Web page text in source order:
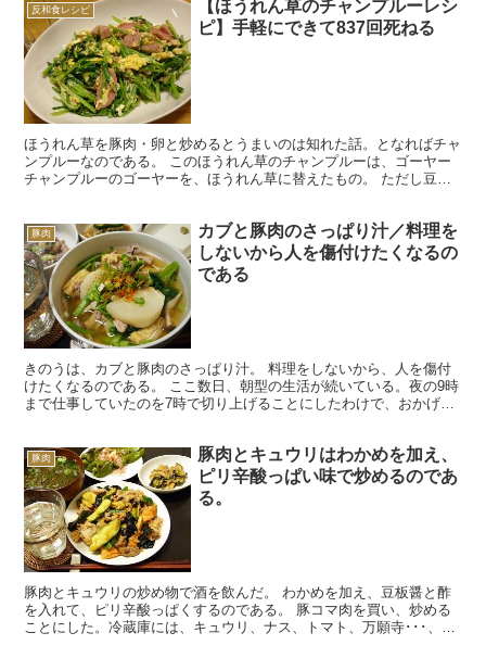
反和食レシピ
【ほうれん草のチャンプルーレシ
ピ】手軽にできて837回死ねる
ほうれん草を豚肉・卵と炒めるとうまいのは知れた話。となればチャ
ンプルーなのである。 このほうれん草のチャンプルーは、ゴーヤー
チャンプルーのゴーヤーを、ほうれん草に替えたもの。 ただし豆腐
豚肉
カブと豚肉のさっぱり汁／料理を
しないから人を傷付けたくなるの
である
きのうは、カブと豚肉のさっぱり汁。 料理をしないから、人を傷付
けたくなるのである。 ここ数日、朝型の生活が続いている。夜の9時
まで仕事していたのを7時で切り上げることにしたわけで、おかげで
豚肉
豚肉とキュウリはわかめを加え、
ピリ辛酸っぱい味で炒めるのであ
る。
豚肉とキュウリの炒め物で酒を飲んだ。 わかめを加え、豆板醤と酢
を入れて、ピリ辛酸っぱくするのである。 豚コマ肉を買い、炒める
ことにした。冷蔵庫には、キュウリ、ナス、トマト、万願寺･･･、夏